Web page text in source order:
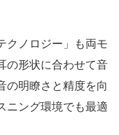
クノロジー」も両モ
の形状に合わせて音
の明瞭さと精度を向
ニング環境でも最適